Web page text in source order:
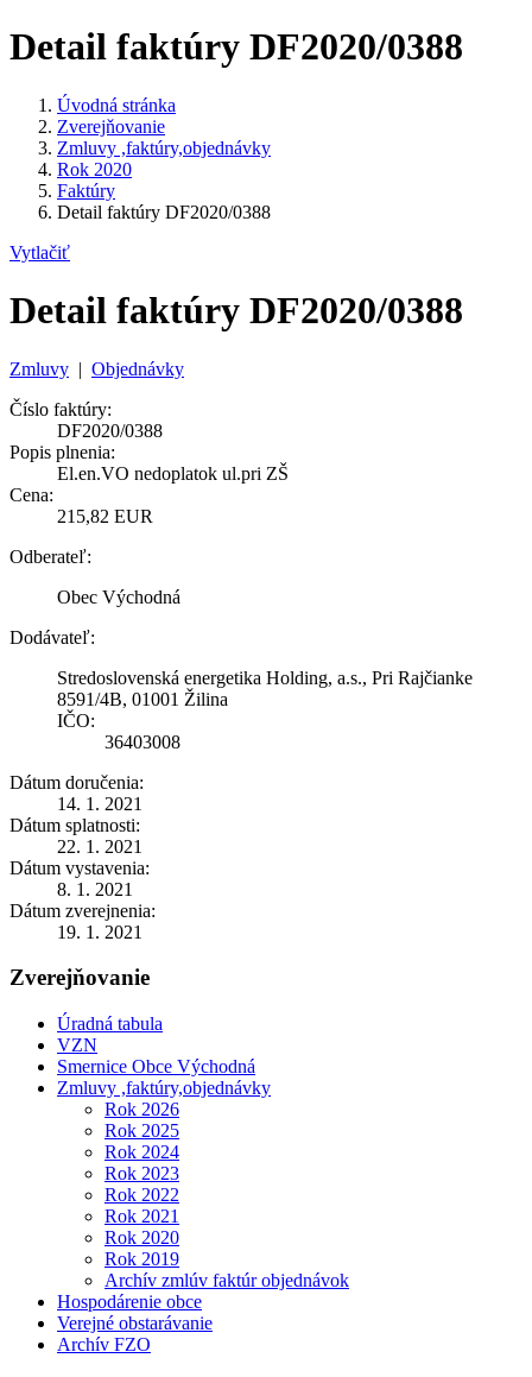
Detail faktúry DF2020/0388
Úvodná stránka
Zverejňovanie
Zmluvy ,faktúry,objednávky
Rok 2020
Faktúry
Detail faktúry DF2020/0388
Vytlačiť
Detail faktúry DF2020/0388
Zmluvy | Objednávky
Číslo faktúry:
DF2020/0388
Popis plnenia:
El.en.VO nedoplatok ul.pri ZŠ
Cena:
215,82 EUR
Odberateľ:
Obec Východná
Dodávateľ:
Stredoslovenská energetika Holding, a.s., Pri Rajčianke
8591/4B, 01001 Žilina
IČO:
36403008
Dátum doručenia:
14. 1. 2021
Dátum splatnosti:
22. 1. 2021
Dátum vystavenia:
8. 1. 2021
Dátum zverejnenia:
19. 1. 2021
Zverejňovanie
Úradná tabula
VZN
Smernice Obce Východná
Zmluvy ,faktúry,objednávky
Rok 2026
Rok 2025
Rok 2024
Rok 2023
Rok 2022
Rok 2021
Rok 2020
Rok 2019
Archív zmlúv faktúr objednávok
Hospodárenie obce
Verejné obstarávanie
Archív FZO